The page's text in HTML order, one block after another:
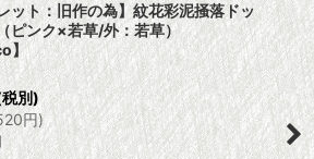
ット：旧作の為】紋花彩泥掻落ドッ
ピンク×若草/外：若草）
】
別)
円)